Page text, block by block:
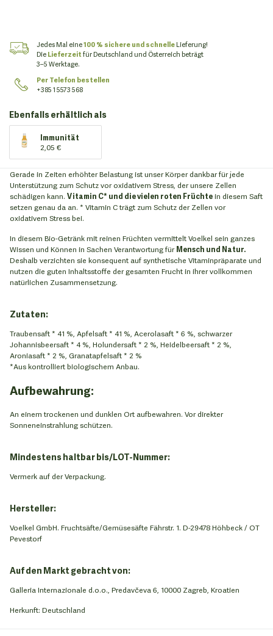
Jedes Mal eine100 % sichere und schnelleLieferung!
DieLieferzeitfür Deutschland und Österreich beträgt
3–5 Werktage.
Per Telefon bestellen
+385 1 5573 568
Ebenfalls erhältlich als
Immunität
2,05 €
Gerade in Zeiten erhöhter Belastung ist unser Körper dankbar für jede
Unterstützung zum Schutz vor oxidativem Stress, der unsere Zellen
schädigen kann. Vitamin C* und die vielen roten Früchtein diesem Saft
setzen genau da an. * Vitamin C trägt zum Schutz der Zellen vor
oxidativem Stress bei.
In diesem Bio-Getränk mit reinen Früchten vermittelt Voelkel sein ganzes
Wissen und Können in Sachen Verantwortung fürMensch und Natur.
Deshalb verzichten sie konsequent auf synthetische Vitaminpräparate und
nutzen die guten Inhaltsstoffe der gesamten Frucht in ihrer vollkommen
natürlichen Zusammensetzung.
Zutaten:
Traubensaft * 41 %, Apfelsaft * 41 %, Acerolasaft * 6 %, schwarzer
Johannisbeersaft * 4 %, Holundersaft * 2 %, Heidelbeersaft * 2 %,
Aroniasaft * 2 %, Granatapfelsaft * 2 %
*Aus kontrolliert biologischem Anbau.
Aufbewahrung:
An einem trockenen und dunklen Ort aufbewahren. Vor direkter
Sonneneinstrahlung schützen.
Mindestens haltbar bis/LOT-Nummer:
Vermerk auf der Verpackung.
Hersteller:
Voelkel GmbH. Fruchtsäfte/Gemüsesäfte Fährstr. 1. D-29478 Höhbeck / OT
Pevestorf
Auf den Markt gebracht von:
Galleria Internazionale d.o.o., Predavčeva 6, 10000 Zagreb, Kroatien
Herkunft: Deutschland